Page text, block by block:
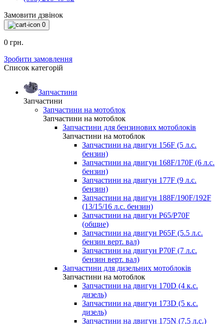
Замовити дзвінок
0
0 грн.
Зробити замовлення
Список категорій
Запчастини
Запчастини
Запчастини на мотоблок
Запчастини на мотоблок
Запчастини для бензинових мотоблоків
Запчастини на мотоблок
Запчастини на двигун 156F (5 л.с.
бензин)
Запчастини на двигун 168F/170F (6 л.с.
бензин)
Запчастини на двигун 177F (9 л.с.
бензин)
Запчастини на двигун 188F/190F/192F
(13/15/16 л.с. бензин)
Запчастини на двигун P65/P70F
(общие)
Запчастини на двигун P65F (5.5 л.с.
бензин верт. вал)
Запчастини на двигун P70F (7 л.с.
бензин верт. вал)
Запчастини для дизельних мотоблоків
Запчастини на мотоблок
Запчастини на двигун 170D (4 к.с.
дизель)
Запчастини на двигун 173D (5 к.с.
дизель)
Запчастини на двигун 175N (7,5 л.с.)